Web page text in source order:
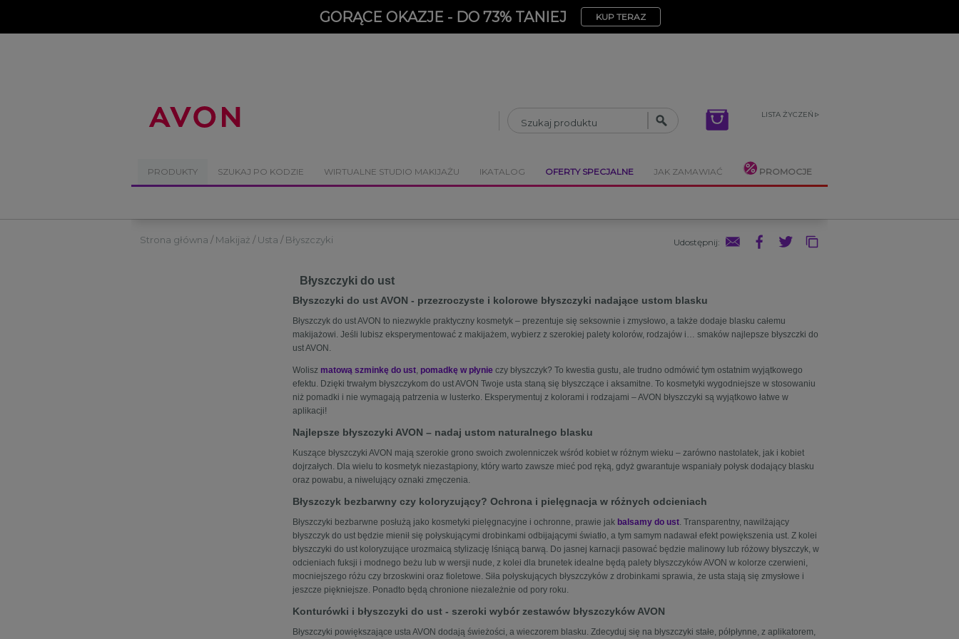
GORĄCE OKAZJE - DO 73% TANIEJ KUP TERAZ
LISTA ŻYCZEŃ
PRODUKTY SZUKAJ PO KODZIE WIRTUALNE STUDIO MAKIJAŻU IKATALOG OFERTY SPECJALNE JAK ZAMAWIAĆ PROMOCJE
Strona główna Makijaż Usta Błyszczyki Udostępnij:
Błyszczyki do ust
Błyszczyki do ust AVON - przezroczyste i kolorowe błyszczyki nadające ustom blasku
Błyszczyk do ust AVON to niezwykle praktyczny kosmetyk – prezentuje się seksownie i zmysłowo, a także dodaje blasku całemu
makijażowi. Jeśli lubisz eksperymentować z makijażem, wybierz z szerokiej palety kolorów, rodzajów i… smaków najlepsze błyszczki do
ust AVON.
Wolisz matową szminkę do ust, pomadkę w płynie czy błyszczyk? To kwestia gustu, ale trudno odmówić tym ostatnim wyjątkowego
efektu. Dzięki trwałym błyszczykom do ust AVON Twoje usta staną się błyszczące i aksamitne. To kosmetyki wygodniejsze w stosowaniu
niż pomadki i nie wymagają patrzenia w lusterko. Eksperymentuj z kolorami i rodzajami – AVON błyszczyki są wyjątkowo łatwe w
aplikacji!
Najlepsze błyszczyki AVON – nadaj ustom naturalnego blasku
Kuszące błyszczyki AVON mają szerokie grono swoich zwolenniczek wśród kobiet w różnym wieku – zarówno nastolatek, jak i kobiet
dojrzałych. Dla wielu to kosmetyk niezastąpiony, który warto zawsze mieć pod ręką, gdyż gwarantuje wspaniały połysk dodający blasku
oraz powabu, a niwelujący oznaki zmęczenia.
Błyszczyk bezbarwny czy koloryzujący? Ochrona i pielęgnacja w różnych odcieniach
Błyszczyki bezbarwne posłużą jako kosmetyki pielęgnacyjne i ochronne, prawie jak balsamy do ust. Transparentny, nawilżający
błyszczyk do ust będzie mienił się połyskującymi drobinkami odbijającymi światło, a tym samym nadawał efekt powiększenia ust. Z kolei
błyszczyki do ust koloryzujące urozmaicą stylizację lśniącą barwą. Do jasnej karnacji pasować będzie malinowy lub różowy błyszczyk, w
odcieniach fuksji i modnego beżu lub w wersji nude, z kolei dla brunetek idealne będą palety błyszczyków AVON w kolorze czerwieni,
mocniejszego różu czy brzoskwini oraz fioletowe. Siła połyskujących błyszczyków z drobinkami sprawia, że usta stają się zmysłowe i
jeszcze piękniejsze. Ponadto będą chronione niezależnie od pory roku.
Konturówki i błyszczyki do ust - szeroki wybór zestawów błyszczyków AVON
Błyszczyki powiększające usta AVON dodają świeżości, a wieczorem blasku. Zdecyduj się na błyszczyki stałe, półpłynne, z aplikatorem,
ZAMKNIJ ZAMKNIJ